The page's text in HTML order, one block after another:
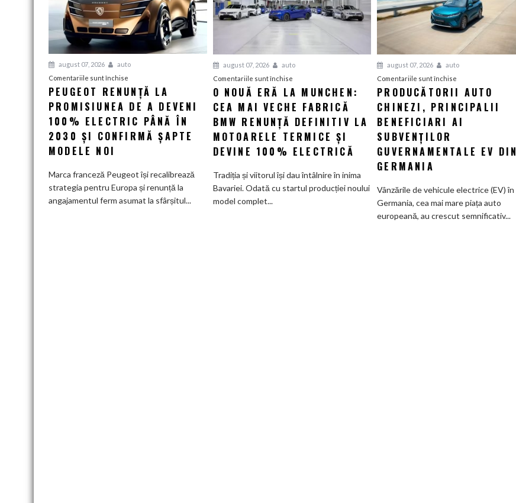
august 07, 2026
auto
Comentariile sunt închise
Peugeot
renunță
la
promisiunea
de
electric
PEUGEOT RENUNȚĂ LA
PROMISIUNEA DE A DEVENI
100% ELECTRIC PÂNĂ ÎN
2030 ȘI CONFIRMĂ ȘAPTE
MODELE NOI
Marca franceză Peugeot își recalibrează
strategia pentru Europa și renunță la
angajamentul ferm asumat la sfârșitul...
august 07, 2026
auto
Comentariile sunt închisepentru
O
nouă
eră
Munchen:
Cea
fabrică
O NOUĂ ERĂ LA MUNCHEN:
CEA MAI VECHE FABRICĂ
BMW RENUNȚĂ DEFINITIV LA
MOTOARELE TERMICE ȘI
DEVINE 100% ELECTRICĂ
Tradiția și viitorul își dau întâlnire în inima
Bavariei. Odată cu startul producției noului
model complet...
august 07, 2026
auto
Comentariile sunt închise
Producătorii
auto
chinezi,
ai
EV
din
Germania
PRODUCĂTORII AUTO
CHINEZI, PRINCIPALII
BENEFICIARI AI
SUBVENȚILOR
GUVERNAMENTALE EV DIN
GERMANIA
Vânzările de vehicule electrice (EV) în
Germania, cea mai mare piața auto
europeană, au crescut semnificativ...